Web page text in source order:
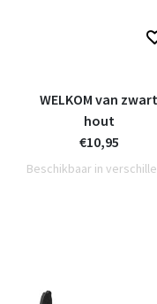
WELKOM van zwart
hout
€10,95